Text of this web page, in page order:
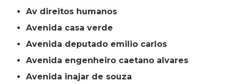
av direitos humanos
avenida casa verde
avenida deputado emilio carlos
avenida engenheiro caetano alvares
avenida inajar de souza